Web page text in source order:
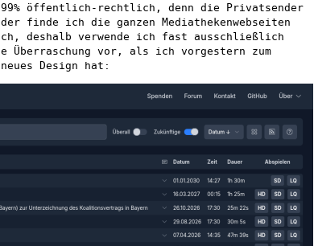
99% öffentlich-rechtlich, denn die Privatsender
finde ich die ganzen Mediathekenwebseiten
deshalb verwende ich fast ausschließlich
Überraschung vor, als ich vorgestern zum
Design hat: